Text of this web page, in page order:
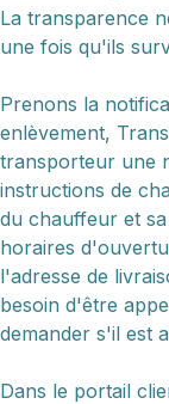
La transparence
une fois qu'ils
Prenons la
enlèvement,
transporteur une
instructions de
du chauffeur et
horaires
l'adresse de
besoin d'être
demander s'il est
Dans le portail